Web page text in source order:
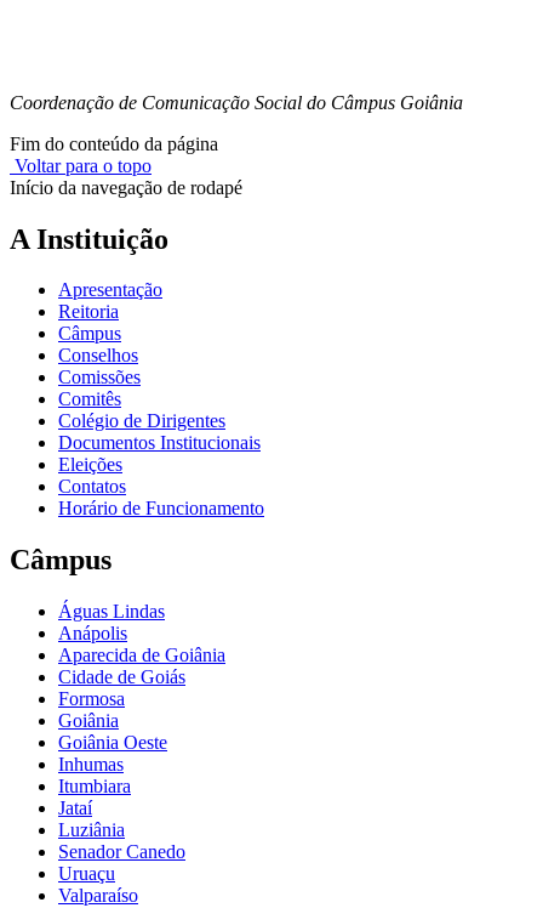
Coordenação de Comunicação Social do Câmpus Goiânia
Fim do conteúdo da página
Voltar para o topo
Início da navegação de rodapé
A Instituição
Apresentação
Reitoria
Câmpus
Conselhos
Comissões
Comitês
Colégio de Dirigentes
Documentos Institucionais
Eleições
Contatos
Horário de Funcionamento
Câmpus
Águas Lindas
Anápolis
Aparecida de Goiânia
Cidade de Goiás
Formosa
Goiânia
Goiânia Oeste
Inhumas
Itumbiara
Jataí
Luziânia
Senador Canedo
Uruaçu
Valparaíso